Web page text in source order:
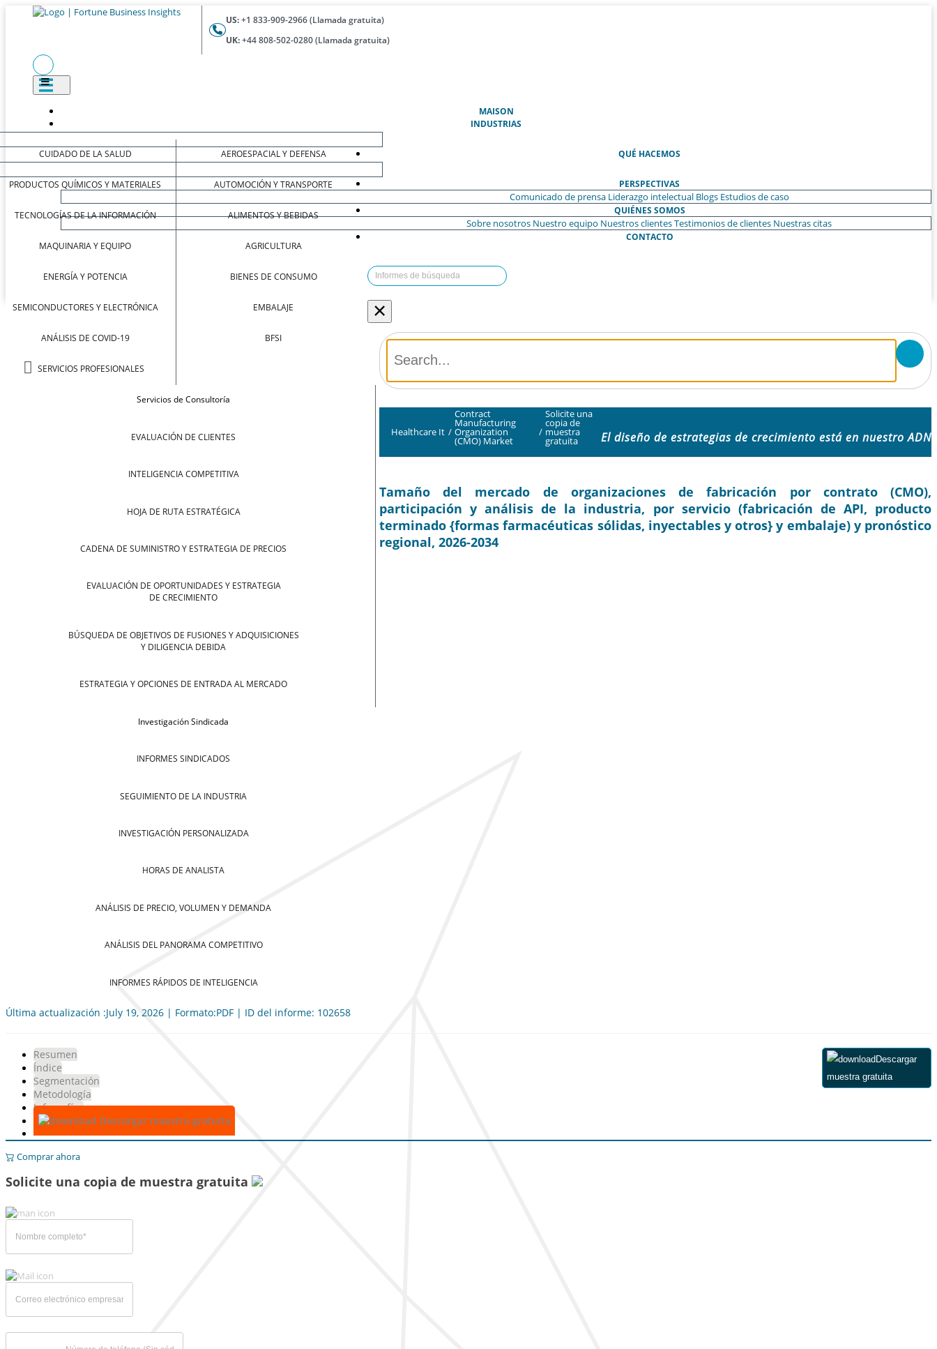
US:+1 833-909-2966 (Llamada gratuita)
UK:+44 808-502-0280 (Llamada gratuita)
MAISON(ACTUAL)
INDUSTRIAS
CUIDADO DE LA SALUD
PRODUCTOS QUÍMICOS Y MATERIALES
TECNOLOGÍAS DE LA INFORMACIÓN
MAQUINARIA Y EQUIPO
ENERGÍA Y POTENCIA
SEMICONDUCTORES Y ELECTRÓNICA
ANÁLISIS DE COVID-19
SERVICIOS PROFESIONALES
AEROESPACIAL Y DEFENSA
AUTOMOCIÓN Y TRANSPORTE
ALIMENTOS Y BEBIDAS
AGRICULTURA
BIENES DE CONSUMO
EMBALAJE
BFSI
QUÉ HACEMOS
Servicios de Consultoría
EVALUACIÓN DE CLIENTES
INTELIGENCIA COMPETITIVA
HOJA DE RUTA ESTRATÉGICA
CADENA DE SUMINISTRO Y ESTRATEGIA DE PRECIOS
EVALUACIÓN DE OPORTUNIDADES Y ESTRATEGIA
DE CRECIMIENTO
BÚSQUEDA DE OBJETIVOS DE FUSIONES Y ADQUISICIONES
Y DILIGENCIA DEBIDA
ESTRATEGIA Y OPCIONES DE ENTRADA AL MERCADO
Investigación Sindicada
INFORMES SINDICADOS
SEGUIMIENTO DE LA INDUSTRIA
INVESTIGACIÓN PERSONALIZADA
HORAS DE ANALISTA
ANÁLISIS DE PRECIO, VOLUMEN Y DEMANDA
ANÁLISIS DEL PANORAMA COMPETITIVO
INFORMES RÁPIDOS DE INTELIGENCIA
PERSPECTIVAS
Comunicado de prensa Liderazgo intelectual Blogs Estudios de caso
QUIÉNES SOMOS
Sobre nosotros Nuestro equipo Nuestros clientesTestimonios de clientes Nuestras citas
CONTACTO
×
Healthcare It /
Contract
Manufacturing
Organization
(CMO) Market
/
Solicite una
copia de
muestra
gratuita El diseño de estrategias de crecimiento está en nuestro ADN
Tamaño del mercado de organizaciones de fabricación por contrato (CMO),
participación y análisis de la industria, por servicio (fabricación de API, producto
terminado {formas farmacéuticas sólidas, inyectables y otros} y embalaje) y pronóstico
regional, 2026-2034
Última actualización :July 19, 2026 | Formato:PDF | ID del informe: 102658
Resumen
Índice
Segmentación
Metodología
Infografías
Descargar muestra gratuita
Descargar
muestra gratuita
Comprar ahora
Solicite una copia de muestra gratuita